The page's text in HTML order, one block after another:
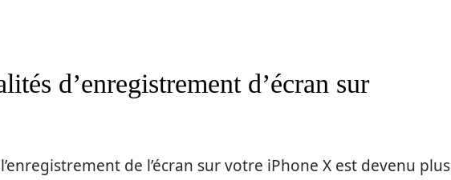
d’enregistrement d’écran sur
de l’écran sur votre iPhone X est devenu plus